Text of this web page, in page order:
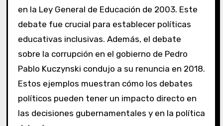
en la Ley General de Educación de 2003. Este
debate fue crucial para establecer políticas
educativas inclusivas. Además, el debate
sobre la corrupción en el gobierno de Pedro
Pablo Kuczynski condujo a su renuncia en 2018.
Estos ejemplos muestran cómo los debates
políticos pueden tener un impacto directo en
las decisiones gubernamentales y en la política